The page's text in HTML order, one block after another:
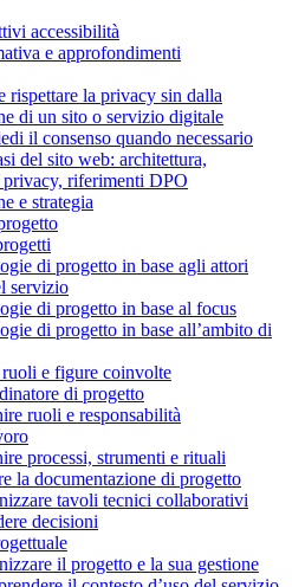
accessibilità
e approfondimenti
rispettare la privacy sin dalla
di un sito o servizio digitale
il consenso quando necessario
del sito web: architettura,
riferimenti DPO
e strategia
di progetto in base agli attori
servizio
di progetto in base al focus
di progetto in base all’ambito di
e figure coinvolte
di progetto
ruoli e responsabilità
processi, strumenti e rituali
la documentazione di progetto
tavoli tecnici collaborativi
decisioni
il progetto e la sua gestione